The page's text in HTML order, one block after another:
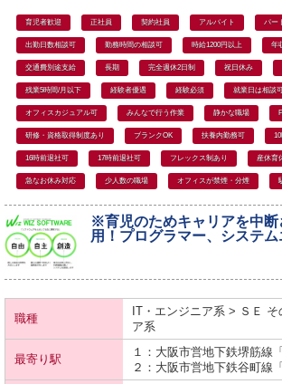
育児者歓迎 正社員 契約社員 アルバイト パー
出勤日数相談可 勤務時間の相談可 時給1200円以上 年
交通費別途支給 長期 完全週休2日制 祝日休み
残業5時間/月以下 経験者優遇 経験必須 就業日は相談
オフィスカジュアル可 みんなで行う作業 静かな職場
研修・資格取得制度あり ブランクOK 扶養内勤務可
16時前退社可 17時前退社可 フレックス制あり 産休育
急なお休み対応 少人数の職場 オフィスが禁煙・分煙
※育児のためキャリアを中断
用！プログラマー、シス
【在
職種
IT・エンジニア系 > ＳＥ そ
ア系
最寄り駅
１：大阪市営地下鉄堺筋線
２：大阪市営地下鉄谷町線